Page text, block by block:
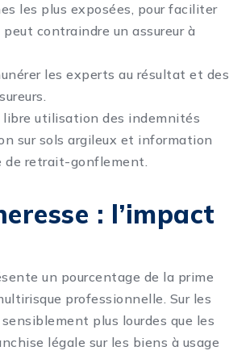
les plus exposées, pour faciliter
contraindre un assureur à
les experts au résultat et des
utilisation des indemnités
sur sols argileux et information
de retrait-gonflement.
: l’impact
un pourcentage de la prime
professionnelle. Sur les
plus lourdes que les
légale sur les biens à usage